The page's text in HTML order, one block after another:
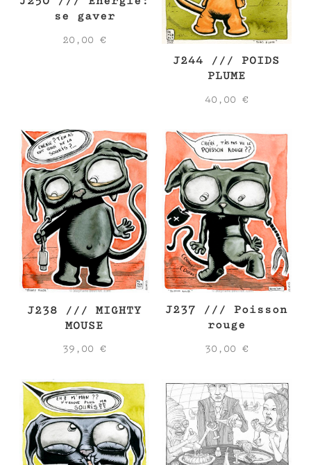
se gaver
20,00€
J244 /// POIDS
PLUME
40,00 €
J238 /// MIGHTY
MOUSE
39,00€
J237 /// Poisson
rouge
30,00 €